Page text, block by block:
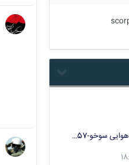
سوخو-57…